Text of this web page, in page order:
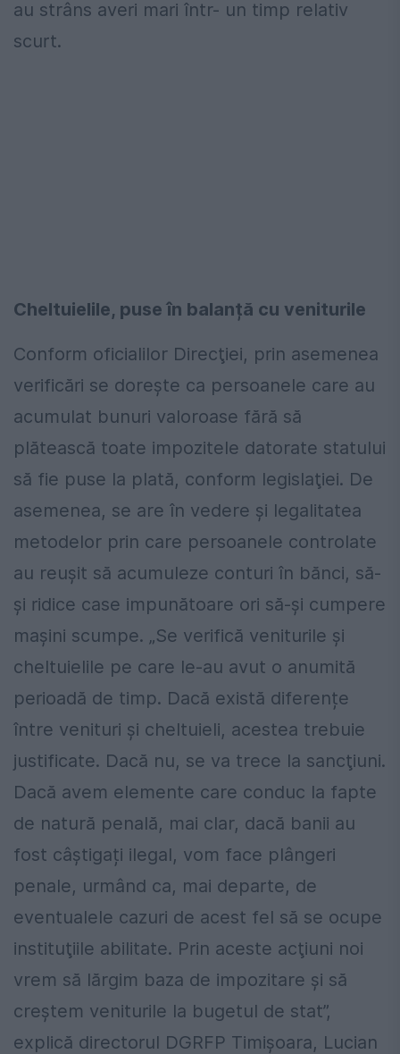
au strâns averi mari într- un timp relativ
scurt.
Cheltuielile, puse în balanță cu veniturile
Conform oficialilor Direcţiei, prin asemenea
verificări se doreşte ca persoanele care au
acumulat bunuri valoroase fără să
plătească toate impozitele datorate statului
să fie puse la plată, conform legislaţiei. De
asemenea, se are în vedere şi legalitatea
metodelor prin care persoanele controlate
au reuşit să acumuleze conturi în bănci, să-
şi ridice case impunătoare ori să-şi cumpere
maşini scumpe. „Se verifică veniturile și
cheltuielile pe care le-au avut o anumită
perioadă de timp. Dacă există diferențe
între venituri și cheltuieli, acestea trebuie
justificate. Dacă nu, se va trece la sancţiuni.
Dacă avem elemente care conduc la fapte
de natură penală, mai clar, dacă banii au
fost câștigați ilegal, vom face plângeri
penale, urmând ca, mai departe, de
eventualele cazuri de acest fel să se ocupe
instituţiile abilitate. Prin aceste acţiuni noi
vrem să lărgim baza de impozitare şi să
creştem veniturile la bugetul de stat”,
explică directorul DGRFP Timişoara, Lucian